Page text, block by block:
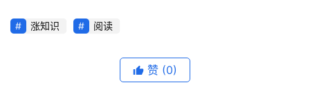
涨知识 阅读
赞 (0)